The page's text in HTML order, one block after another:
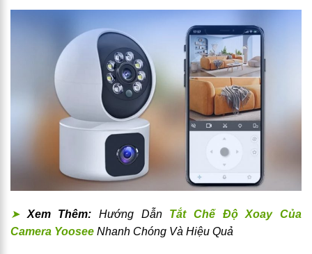
➤ Xem Thêm:Hướng Dẫn Tắt Chế Độ Xoay Của
Camera Yoosee Nhanh Chóng Và Hiệu Quả